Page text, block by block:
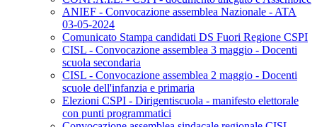
ANIEF - Convocazione assemblea Nazionale - ATA
03-05-2024
Comunicato Stampa candidati DS Fuori Regione CSPI
CISL - Convocazione assemblea 3 maggio - Docenti
scuola secondaria
CISL - Convocazione assemblea 2 maggio - Docenti
scuole dell'infanzia e primaria
Elezioni CSPI - Dirigentiscuola - manifesto elettorale
con punti programmatici